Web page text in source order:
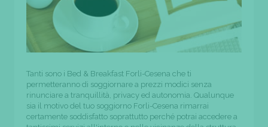
Tanti sono i Bed & Breakfast Forli-Cesena che ti
permetteranno di soggiornare a prezzi modici senza
rinunciare a tranquillità, privacy ed autonomia. Qualunque
sia il motivo del tuo soggiorno Forli-Cesena rimarrai
certamente soddisfatto soprattutto perché potrai accedere a